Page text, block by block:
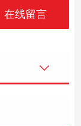
在线留言